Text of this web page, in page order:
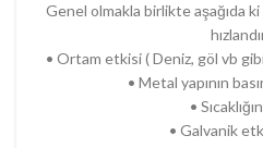
Genel olmakla birlikte aşağıda
• Ortam etkisi ( Deniz, göl vb
• Metal yapının
•
• Galvanik